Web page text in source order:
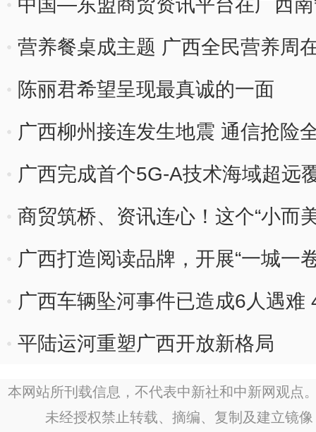
工作
中国—东盟商贸资讯平台在广西
营养餐桌成主题 广西全民营养周
陈丽君希望呈现最真诚的一面
广西柳州接连发生地震 通信抢险
广西完成首个5G-A技术海域超远
商贸筑桥、资讯连心！这个“小而
盟？
广西打造阅读品牌，开展“一城一
广西车辆坠河事件已造成6人遇难
平陆运河重塑广西开放新格局
本网站所刊载信息，不代表中新社和中新网观点
未经授权禁止转载、摘编、复制及建立镜